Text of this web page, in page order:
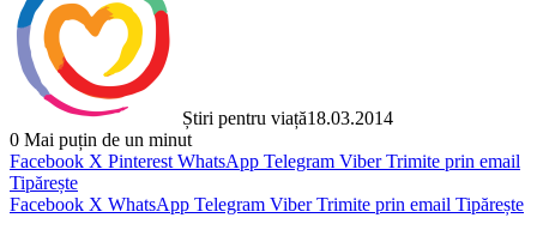
Știri pentru viață18.03.2014
0 Mai puțin de un minut
Facebook X Pinterest WhatsApp Telegram Viber Trimite prin email
Tipărește
Facebook X WhatsApp Telegram Viber Trimite prin email Tipărește